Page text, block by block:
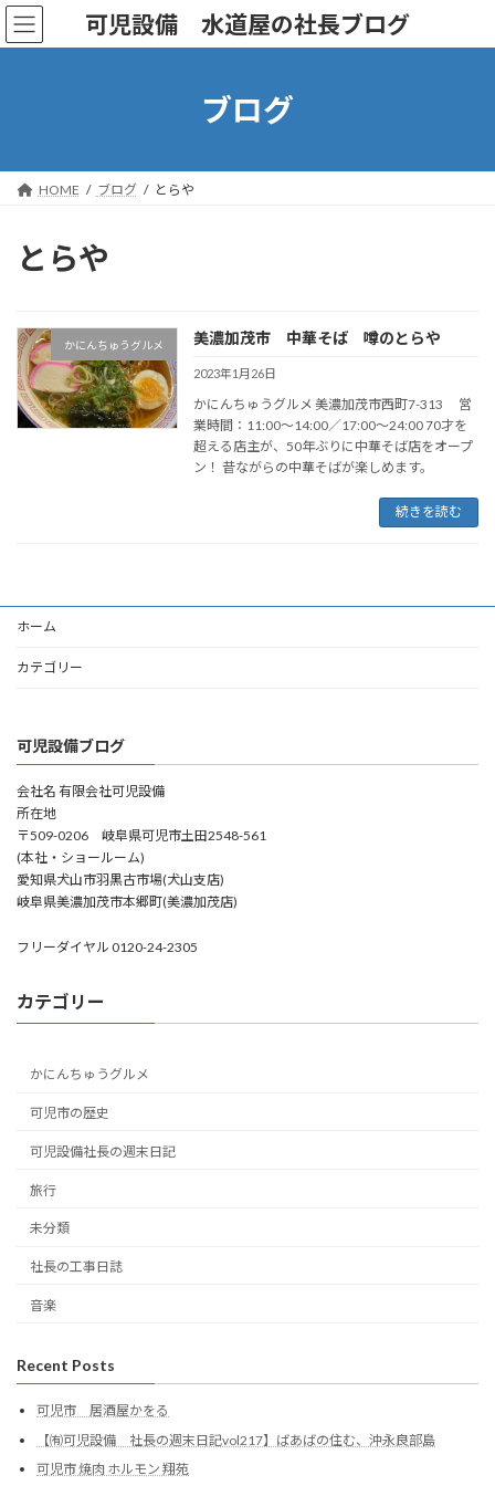
コ
ン
ナ
ビ
可児設備 水道屋の社長ブログ
ブログ
HOME ブログ とらや
とらや
かにんちゅうグルメ 美濃加茂市 中華そば 噂のとらや
2023年1月26日
かにんちゅうグルメ 美濃加茂市西町7-313 営
業時間：11:00～14:00／17:00～24:00 70才を
超える店主が、50年ぶりに中華そば店をオープ
ン！ 昔ながらの中華そばが楽しめます。
続きを読む
ホーム
カテゴリー
可児設備ブログ
会社名 有限会社可児設備
所在地
〒509-0206 岐阜県可児市土田2548-561
(本社・ショールーム)
愛知県犬山市羽黒古市場(犬山支店)
岐阜県美濃加茂市本郷町(美濃加茂店)
フリーダイヤル 0120-24-2305
カテゴリー
かにんちゅうグルメ
可児市の歴史
可児設備社長の週末日記
旅行
未分類
社長の工事日誌
音楽
Recent Posts
可児市 居酒屋かをる
【㈲可児設備 社長の週末日記vol217】ばあばの住む、沖永良部島
可児市 焼肉 ホルモン 翔苑